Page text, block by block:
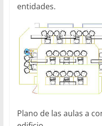
entidades.
Plano de las aulas a